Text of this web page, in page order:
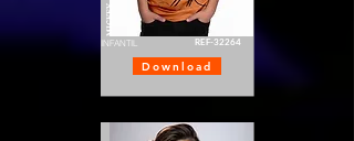
MICKEY
INFANTIL REF-32264
Download